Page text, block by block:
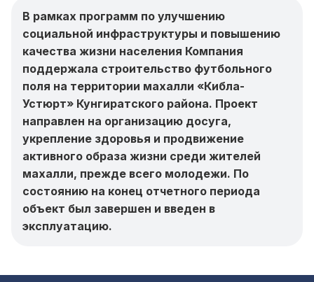
В рамках программ по улучшению
социальной инфраструктуры и повышению
качества жизни населения Компания
поддержала строительство футбольного
поля на территории махалли «Кибла-
Устюрт» Кунгиратского района. Проект
направлен на организацию досуга,
укрепление здоровья и продвижение
активного образа жизни среди жителей
махалли, прежде всего молодежи. По
состоянию на конец отчетного периода
объект был завершен и введен в
эксплуатацию.